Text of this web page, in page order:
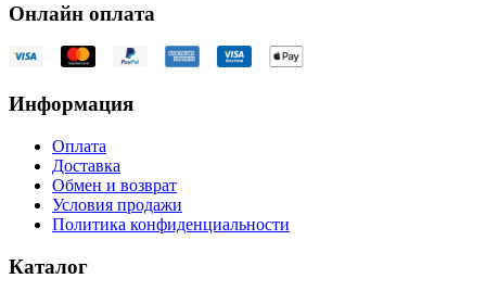
Онлайн оплата
Информация
Оплата
Доставка
Обмен и возврат
Условия продажи
Политика конфиденциальности
Каталог